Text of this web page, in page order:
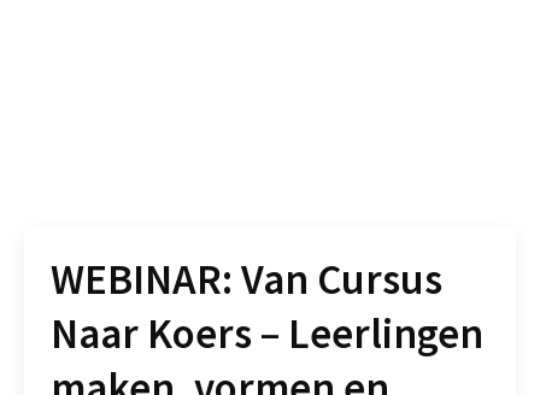
WEBINAR: Van Cursus
Naar Koers – Leerlingen